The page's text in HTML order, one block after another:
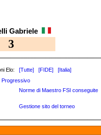
Gabriele
3
Elo: [Tutte] [FIDE]
[Italia]
Progressivo
Norme di Maestro FSI conseguite
Gestione sito del torneo